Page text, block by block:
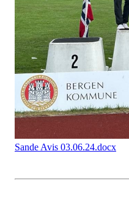
Sande Avis 03.06.24.docx